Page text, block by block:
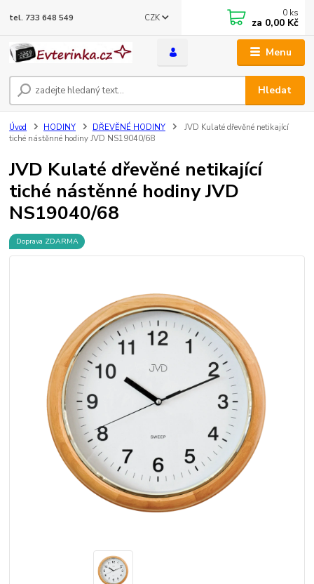
Menu
CZK
Hledat
tel. 733 648 549 0 ks
za 0,00 Kč
Úvod HODINY DŘEVĚNÉ HODINY
JVD Kulaté dřevěné netikající
tiché nástěnné hodiny JVD NS19040/68
JVD Kulaté dřevěné netikající
tiché nástěnné hodiny JVD
NS19040/68
Doprava ZDARMA